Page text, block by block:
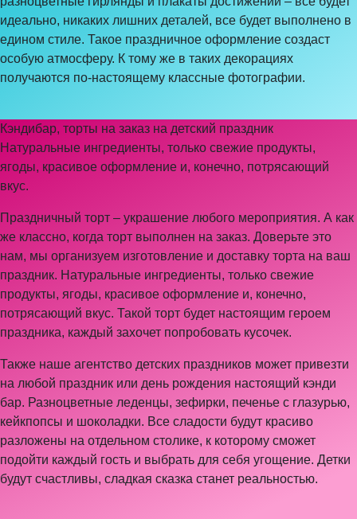
идеально, никаких лишних деталей, все будет выполнено в
едином стиле. Такое праздничное оформление создаст
особую атмосферу. К тому же в таких декорациях
получаются по-настоящему классные фотографии.
Кэндибар, торты на заказ на детский праздник
Натуральные ингредиенты, только свежие продукты,
ягоды, красивое оформление и, конечно, потрясающий
вкус.
Праздничный торт – украшение любого мероприятия. А как
же классно, когда торт выполнен на заказ. Доверьте это
нам, мы организуем изготовление и доставку торта на ваш
праздник. Натуральные ингредиенты, только свежие
продукты, ягоды, красивое оформление и, конечно,
потрясающий вкус. Такой торт будет настоящим героем
праздника, каждый захочет попробовать кусочек.
Также наше агентство детских праздников может привезти
на любой праздник или день рождения настоящий кэнди
бар. Разноцветные леденцы, зефирки, печенье с глазурью,
кейкпопсы и шоколадки. Все сладости будут красиво
разложены на отдельном столике, к которому сможет
подойти каждый гость и выбрать для себя угощение. Детки
будут счастливы, сладкая сказка станет реальностью.